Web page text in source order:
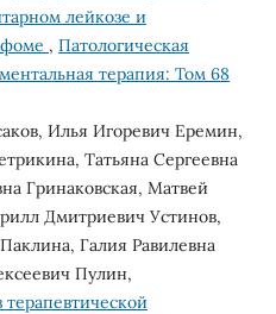
лейкозе и
, Патологическая
терапия: Том 68
Илья Игоревич Еремин,
Татьяна Сергеевна
Гринаковская, Матвей
Дмитриевич Устинов,
Галия Равилевна
Пулин,